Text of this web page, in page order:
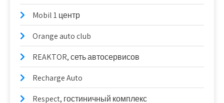
Mobil 1 центр
Orange auto club
REAKTOR, сеть автосервисов
Recharge Auto
Respect, гостиничный комплекс